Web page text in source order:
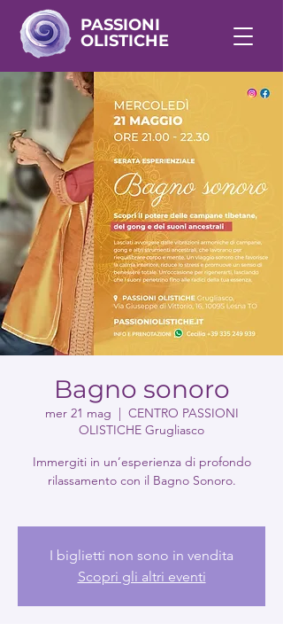
PASSIONI
OLISTICHE
Bagno sonoro
mer 21 mag
  |
CENTRO PASSIONI
OLISTICHE Grugliasco
Immergiti in un’esperienza di profondo
rilassamento con il Bagno Sonoro.
I biglietti non sono in vendita
Scopri gli altri eventi